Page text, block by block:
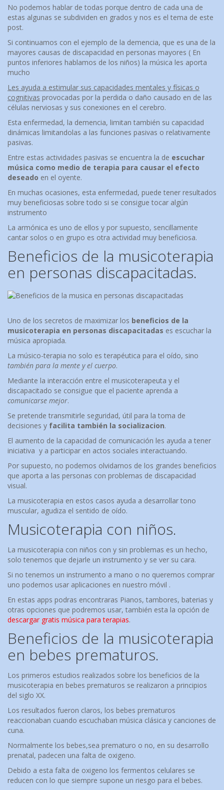
No podemos hablar de todas porque dentro de cada una de
estas algunas se subdividen en grados y nos es el tema de este
post.
Si continuamos con el ejemplo de la demencia, que es una de la
mayores causas de discapacidad en personas mayores ( En
puntos inferiores hablamos de los niños) la música les aporta
mucho
Les ayuda a estimular sus capacidades mentales y físicas o
cognitivas provocadas por la perdida o daño causado en de las
células nerviosas y sus conexiones en el cerebro.
Esta enfermedad, la demencia, limitan también su capacidad
dinámicas limitandolas a las funciones pasivas o relativamente
pasivas.
Entre estas actividades pasivas se encuentra la de escuchar
música como medio de terapia para causar el efecto
deseado en el oyente.
En muchas ocasiones, esta enfermedad, puede tener resultados
muy beneficiosas sobre todo si se consigue tocar algún
instrumento
La armónica es uno de ellos y por supuesto, sencillamente
cantar solos o en grupo es otra actividad muy beneficiosa.
Beneficios de la musicoterapia
en personas discapacitadas.
Uno de los secretos de maximizar los beneficios de la
musicoterapia en personas discapacitadas es escuchar la
música apropiada.
La músico-terapia no solo es terapéutica para el oído, sino
también para la mente y el cuerpo.
Mediante la interacción entre el musicoterapeuta y el
discapacitado se consigue que el paciente aprenda a
comunicarse mejor.
Se pretende transmitirle seguridad, útil para la toma de
decisiones y facilita también la socializacion.
El aumento de la capacidad de comunicación les ayuda a tener
iniciativa y a participar en actos sociales interactuando.
Por supuesto, no podemos olvidarnos de los grandes beneficios
que aporta a las personas con problemas de discapacidad
visual.
La musicoterapia en estos casos ayuda a desarrollar tono
muscular, agudiza el sentido de oído.
Musicoterapia con niños.
La musicoterapia con niños con y sin problemas es un hecho,
solo tenemos que dejarle un instrumento y se ver su cara.
Si no tenemos un instrumento a mano o no queremos comprar
uno podemos usar aplicaciones en nuestro móvil .
En estas apps podras encontraras Pianos, tambores, baterias y
otras opciones que podremos usar, también esta la opción de
descargar gratis música para terapias.
Beneficios de la musicoterapia
en bebes prematuros.
Los primeros estudios realizados sobre los beneficios de la
musicoterapia en bebes prematuros se realizaron a principios
del siglo XX.
Los resultados fueron claros, los bebes prematuros
reaccionaban cuando escuchaban música clásica y canciones de
cuna.
Normalmente los bebes,sea prematuro o no, en su desarrollo
prenatal, padecen una falta de oxigeno.
Debido a esta falta de oxigeno los fermentos celulares se
reducen con lo que siempre supone un riesgo para el bebes.